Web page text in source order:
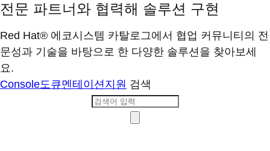
전문 파트너와 협력해 솔루션 구현
Red Hat® 에코시스템 카탈로그에서 협업 커뮤니티의 전
문성과 기술을 바탕으로 한 다양한 솔루션을 찾아보세
요.
Console도큐멘테이션지원 검색